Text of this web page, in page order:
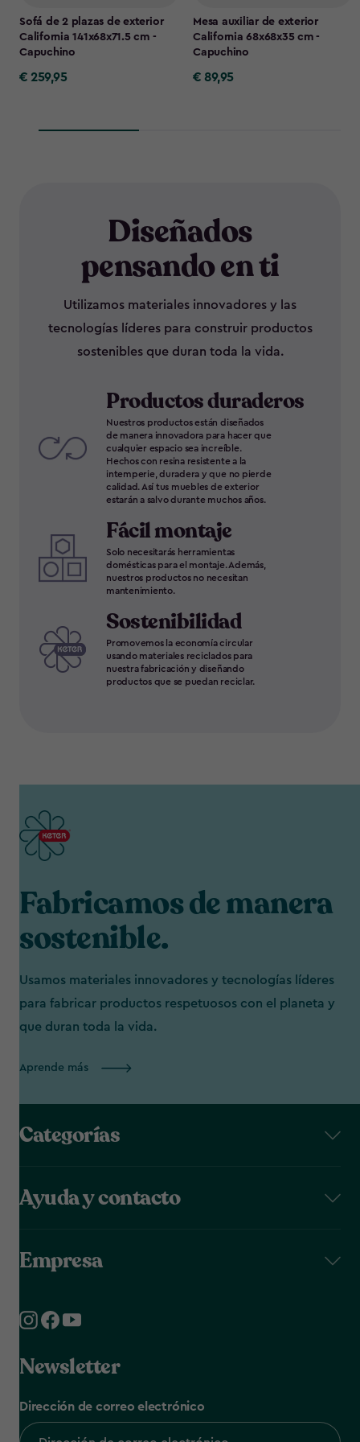
Sofá de 2 plazas de exterior
California 141x68x71.5 cm -
Capuchino
€
€ 259,95
Mesa auxiliar de exterior
California 68x68x35 cm -
Capuchino
€
€ 89,95
Diseñados
pensando en ti
Utilizamos materiales innovadores y las
tecnologías líderes para construir productos
sostenibles que duran toda la vida.
Productos duraderos
Nuestros productos están diseñados
de manera innovadora para hacer que
cualquier espacio sea increíble.
Hechos con resina resistente a la
intemperie, duradera y que no pierde
calidad. Así tus muebles de exterior
estarán a salvo durante muchos años.
Fácil montaje
Solo necesitarás herramientas
domésticas para el montaje. Además,
nuestros productos no necesitan
mantenimiento.
Sostenibilidad
Promovemos la economía circular
usando materiales reciclados para
nuestra fabricación y diseñando
productos que se puedan reciclar.
Fabricamos de manera
sostenible.
Usamos materiales innovadores y tecnologías líderes
para fabricar productos respetuosos con el planeta y
que duran toda la vida.
Aprende más
Categorías
Ayuda y contacto
Empresa
Newsletter
Dirección de correo electrónico